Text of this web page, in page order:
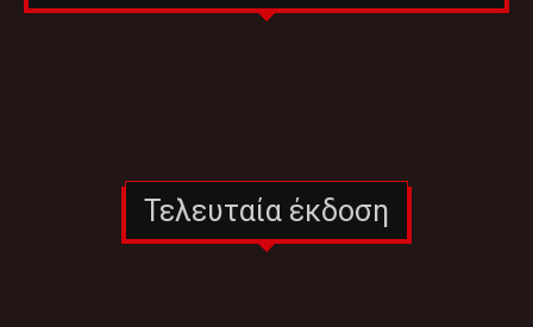
Τελευταία έκδοση